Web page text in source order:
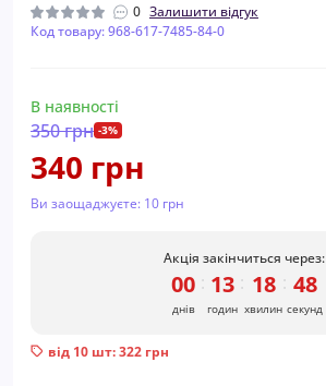
0 Залишити відгук
Код товару: 968-617-7485-84-0
В наявності
350 грн -3%
340 грн
Ви заощаджуєте: 10 грн
Акція закінчиться через:
00
днів
: 13
годин
: 18
хвилин
: 48
секунд
від 10 шт: 322 грн